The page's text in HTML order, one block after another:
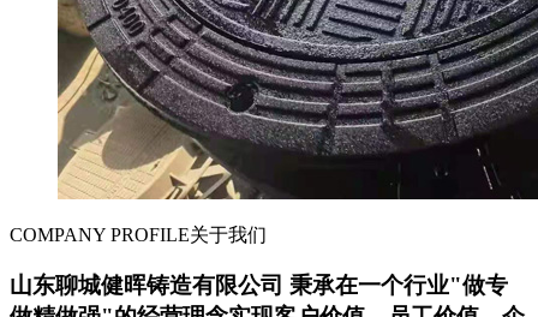
COMPANY PROFILE关于我们
山东聊城健晖铸造有限公司 秉承在一个行业"做专